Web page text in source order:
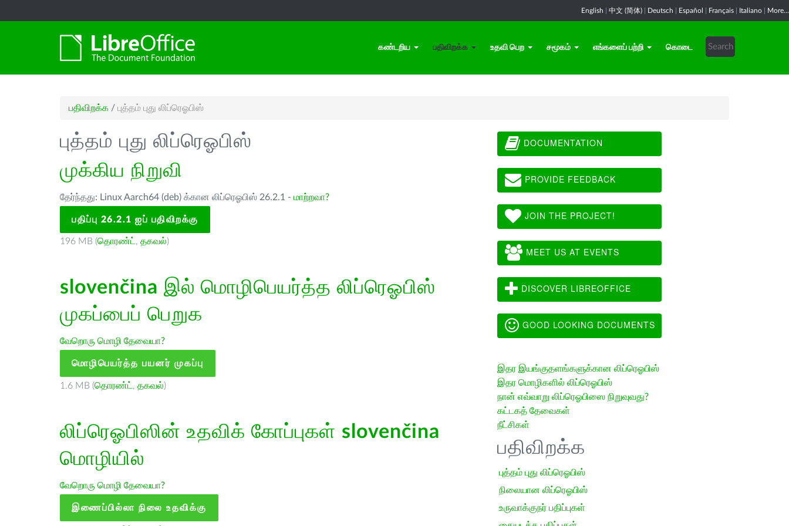
English 中文 (简体) Deutsch Español Français Italiano More...
கண்டறிய பதிவிறக்க உதவி பெற சமூகம் எங்களைப் பற்றி கொடை
பதிவிறக்க / புத்தம் புது லிப்ரெஓபிஸ்
புத்தம் புது லிப்ரெஓபிஸ்
முக்கிய நிறுவி
தேர்ந்தது: Linux Aarch64 (deb) க்கான லிப்ரெஓபிஸ் 26.2.1 - மாற்றவா?
பதிப்பு 26.2.1 ஐப் பதிவிறக்கு
196 MB (தொரண்ட் , தகவல்)
slovenčina இல் மொழிபெயர்த்த லிப்ரெஓபிஸ்
முகப்பைப் பெறுக
வேறொரு மொழி தேவையா?
மொழிபெயர்த்த பயனர் முகப்பு
1.6 MB (தொரண்ட் , தகவல்)
லிப்ரெஓபிஸின் உதவிக் கோப்புகள் slovenčina
மொழியில்
வேறொரு மொழி தேவையா?
இணைப்பில்லா நிலை உதவிக்கு
DOCUMENTATION
PROVIDE FEEDBACK
JOIN THE PROJECT!
MEET US AT EVENTS
DISCOVER LIBREOFFICE
GOOD LOOKING DOCUMENTS
இதர இயங்குதளங்களுக்கான லிப்ரெஓபிஸ்
இதர மொழிகளில் லிப்ரெஓபிஸ்
நான் எவ்வாறு லிப்ரெஓபிஸை நிறுவுவது?
கட்டகத் தேவைகள்
நீட்சிகள்
பதிவிறக்க
புத்தம் புது லிப்ரெஓபிஸ்
நிலையான லிப்ரெஓபிஸ்
உருவாக்குநர் பதிப்புகள்